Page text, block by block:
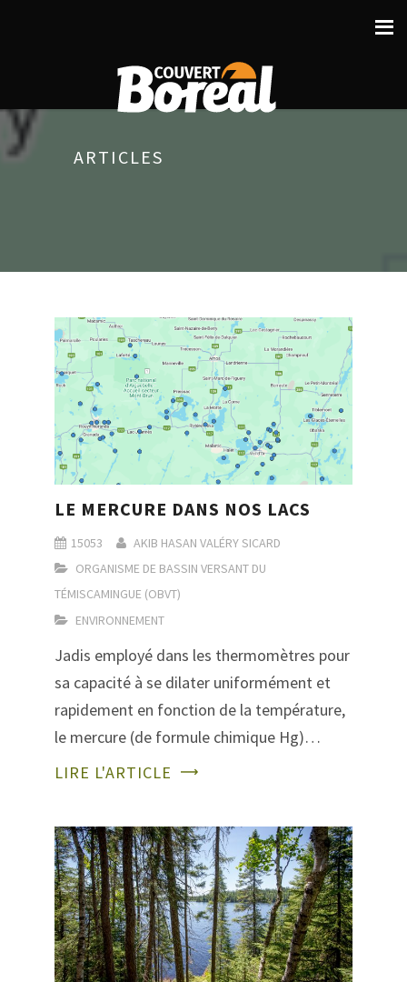
ARTICLES
LE MERCURE DANS NOS LACS
15053 AKIB HASAN VALÉRY SICARD
ORGANISME DE BASSIN VERSANT DU
TÉMISCAMINGUE (OBVT)
ENVIRONNEMENT
Jadis employé dans les thermomètres pour
sa capacité à se dilater uniformément et
rapidement en fonction de la température,
le mercure (de formule chimique Hg)…
LIRE L'ARTICLE